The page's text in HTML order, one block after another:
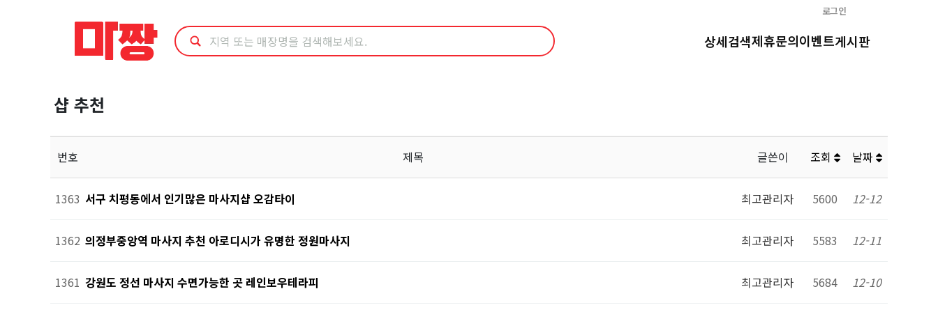
로그인
상세검색제휴문의이벤트게시판
샵 추천
번호 제목 글쓴이 조회 날짜
1363 서구 치평동에서 인기많은 마사지샵 오감타이 최고관리자 5600 12-12
1362 의정부중앙역 마사지 추천 아로디시가 유명한 정원마사지 최고관리자 5583 12-11
1361 강원도 정선 마사지 수면가능한 곳 레인보우테라피 최고관리자 5684 12-10